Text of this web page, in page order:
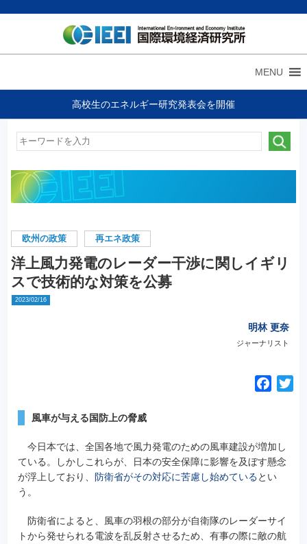
MENU
高校生のエネルギー研究発表会を開催
欧州の政策 再エネ政策
洋上風力発電のレーダー干渉に関しイギリ
スで技術的な対策を公募
2023/02/16
明林 更奈
ジャーナリスト
b
o
o
風車が与える国防上の脅威
今日本では、全国各地で風力発電のための風車建設が増加し
ている。しかしこれらが、日本の安全保障に影響を及ぼす懸念
が浮上しており、 防衛省がその対応に苦慮し始めているとい
う。
防衛省によると、風車の羽根の部分が自衛隊のレーダーサイ
トから発せられる電波を乱反射させるため、有事の際に敵の航